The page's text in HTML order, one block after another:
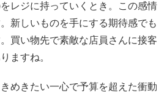
レジに持っていくとき。この感情
新しいものを手にする期待感でも
買い物先で素敵な店員さんに接客
ますね。
めきたい一心で予算を超えた衝動